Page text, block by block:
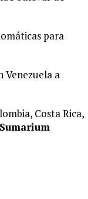
para
Venezuela a
Costa Rica,